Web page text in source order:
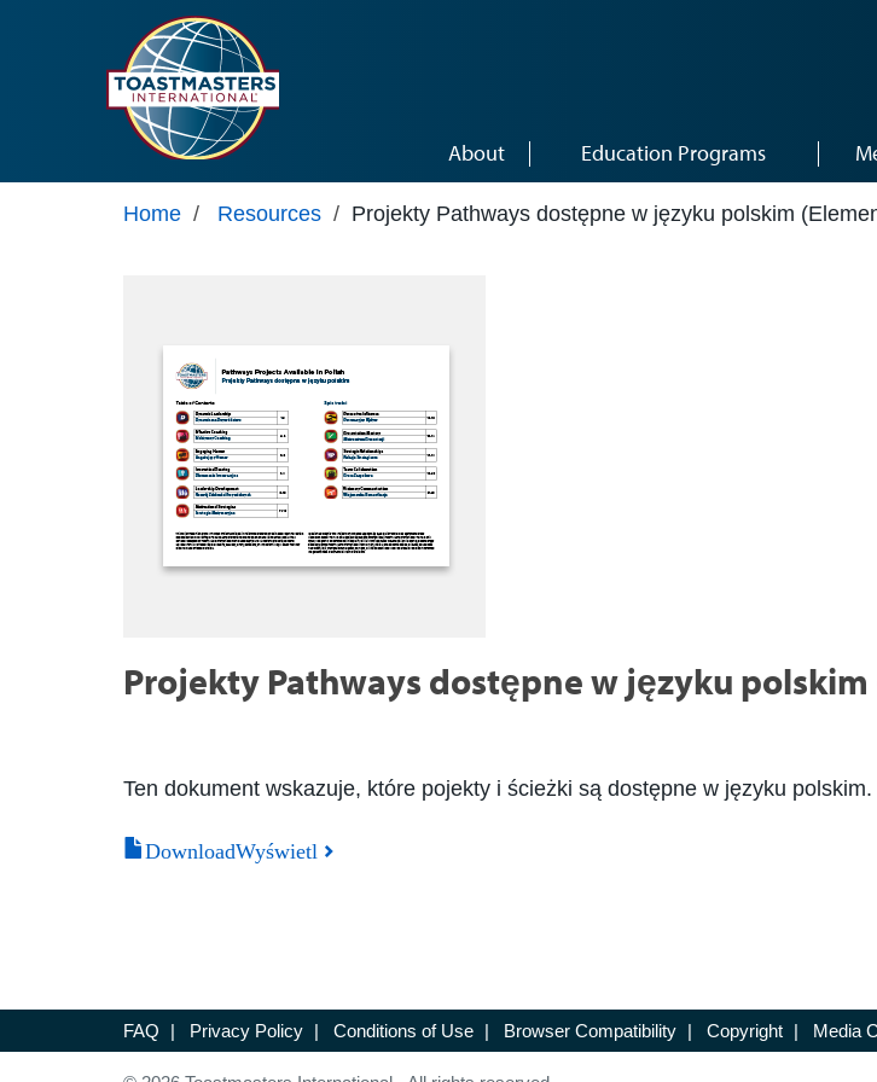
About Education Programs
Home / Resources / Projekty Pathways dostępne w języku polskim
Projekty Pathways dostępne w języku polskim
Ten dokument wskazuje, które pojekty i ścieżki są dostępne w języku polskim.
DownloadWyświetl
FAQ | Privacy Policy | Conditions of Use | Browser Compatibility | Copyright | Media